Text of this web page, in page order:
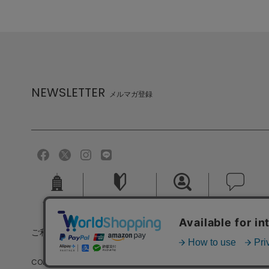
NEWSLETTER メルマガ登録
会社概要 ご利用ガイド 採用情報 お問い合せ
ご利用規約 個人情報保護方針
COPYRIGHT (C) MELROSE CO.,LTD.ALL RIGHTS RESERVED.